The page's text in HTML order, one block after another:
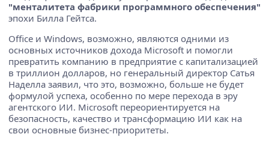
"менталитета фабрики программного обеспечения"
эпохи Билла Гейтса.
Office и Windows, возможно, являются одними из
основных источников дохода Microsoft и помогли
превратить компанию в предприятие с капитализацией
в триллион долларов, но генеральный директор Сатья
Наделла заявил, что это, возможно, больше не будет
формулой успеха, особенно по мере перехода в эру
агентского ИИ. Microsoft переориентируется на
безопасность, качество и трансформацию ИИ как на
свои основные бизнес-приоритеты.